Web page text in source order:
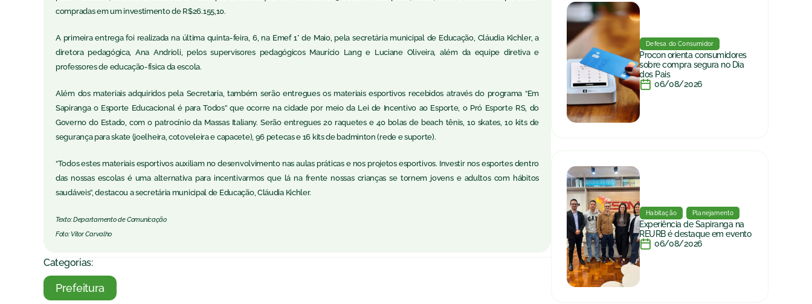
compradas em um investimento de R$26.155,10.
A primeira entrega foi realizada na última quinta-feira, 6, na Emef 1° de Maio, pela secretária municipal de Educação, Cláudia Kichler, a
diretora pedagógica, Ana Andrioli, pelos supervisores pedagógicos Maurício Lang e Luciane Oliveira, além da equipe diretiva e
professores de educação-física da escola.
Além dos materiais adquiridos pela Secretaria, também serão entregues os materiais esportivos recebidos através do programa “Em
Sapiranga o Esporte Educacional é para Todos” que ocorre na cidade por meio da Lei de Incentivo ao Esporte, o Pró Esporte RS, do
Governo do Estado, com o patrocínio da Massas Italiany. Serão entregues 20 raquetes e 40 bolas de beach tênis, 10 skates, 10 kits de
segurança para skate (joelheira, cotoveleira e capacete), 96 petecas e 16 kits de badminton (rede e suporte).
“Todos estes materiais esportivos auxiliam no desenvolvimento nas aulas práticas e nos projetos esportivos. Investir nos esportes dentro
das nossas escolas é uma alternativa para incentivarmos que lá na frente nossas crianças se tornem jovens e adultos com hábitos
saudáveis”, destacou a secretária municipal de Educação, Cláudia Kichler.
Texto: Departamento de Comunicação
Foto: Vitor Carvalho
Categorias:
Prefeitura
Defesa do Consumidor
Procon orienta consumidores
sobre compra segura no Dia
dos Pais
06/08/2026
Habitação Planejamento
Experiência de Sapiranga na
REURB é destaque em evento
06/08/2026